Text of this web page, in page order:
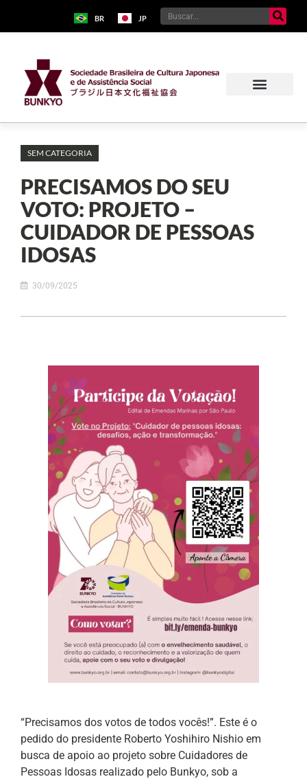
BR JP
SEM CATEGORIA
PRECISAMOS DO SEU
VOTO: PROJETO –
CUIDADOR DE PESSOAS
IDOSAS
30/09/2025
“Precisamos dos votos de todos vocês!”. Este é o
pedido do presidente Roberto Yoshihiro Nishio em
busca de apoio ao projeto sobre Cuidadores de
Pessoas Idosas realizado pelo Bunkyo, sob a